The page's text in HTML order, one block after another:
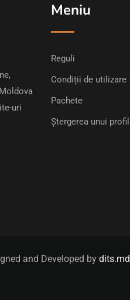
uri
Meniu
Reguli
Condiții de utilizare
Pachete
Ștergerea unui profil
and Developed by dits.md